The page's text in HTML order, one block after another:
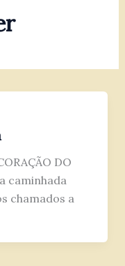
DO
caminhada
chamados a